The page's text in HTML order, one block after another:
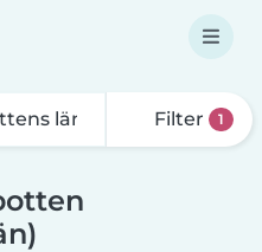
Filter 1